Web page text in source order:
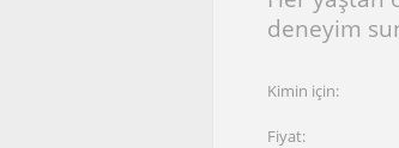
deneyim
Kimin için:
Fiyat: